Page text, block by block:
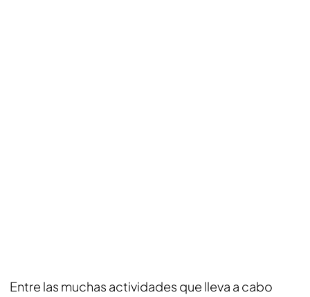
Entre las muchas actividades que lleva a cabo